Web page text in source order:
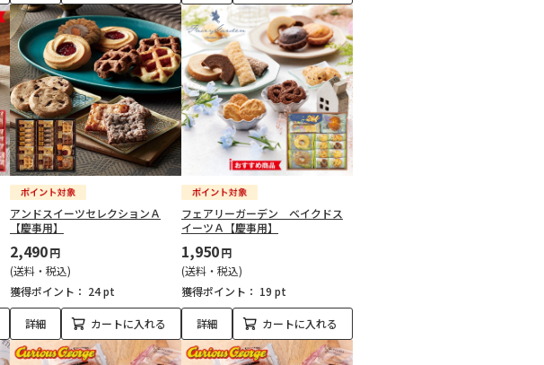
アンドスイーツセレクションＡ
【慶事用】
2,490円
(送料・税込)
獲得ポイント： 24 pt
詳細 カートに入れる
フェアリーガーデン ベイクドス
イーツＡ【慶事用】
1,950円
(送料・税込)
獲得ポイント： 19 pt
詳細 カートに入れる